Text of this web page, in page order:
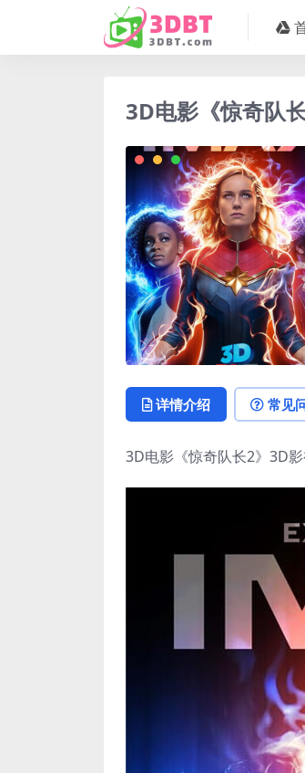
3D电影《惊奇队
详情介绍 常见
3D电影《惊奇队长2》3D